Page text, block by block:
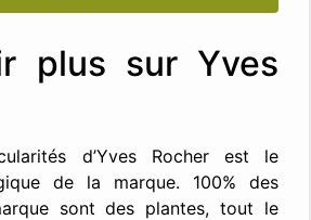
plus sur Yves
d’Yves Rocher est le
de la marque. 100% des
sont des plantes, tout le